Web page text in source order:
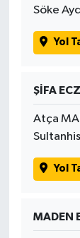
Söke
Yol
ŞİFA
Atça
Yol
MADEN